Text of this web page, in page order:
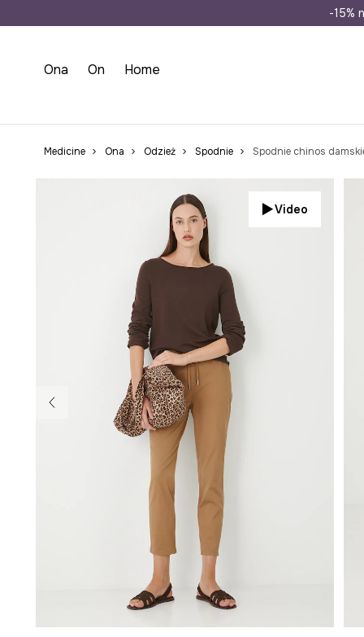
Wysyłka
-15%
Ona On Home
Medicine Ona Odzież Spodnie Spodnie chinos
Video